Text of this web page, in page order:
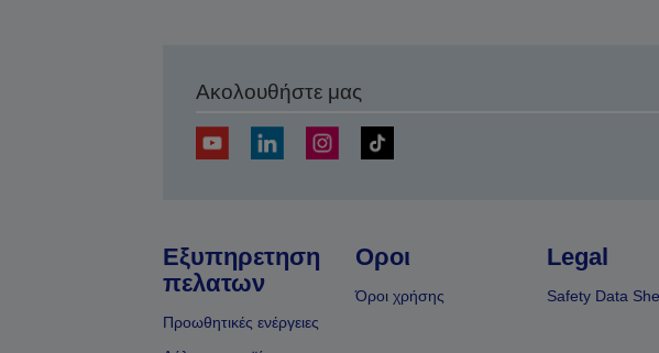
Ακολουθήστε μας
Εξυπηρετηση
πελατων
Προωθητικές ενέργειες
Οροι
Όροι χρήσης
Legal
Safety Data